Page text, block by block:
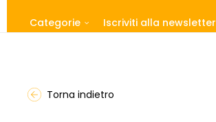
Categorie Iscriviti alla newsletter
Torna indietro